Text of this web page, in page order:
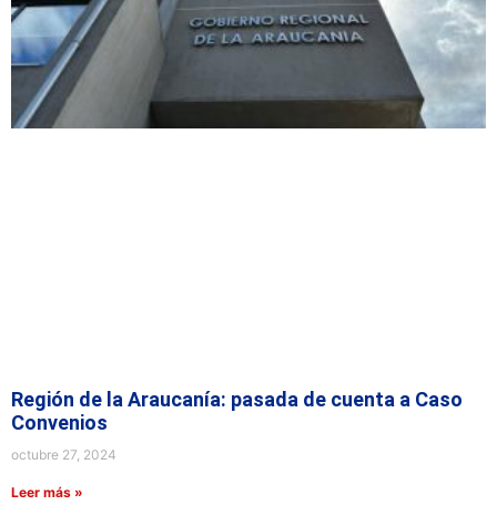
Región de la Araucanía: pasada de cuenta a Caso
Convenios
octubre 27, 2024
Leer más »